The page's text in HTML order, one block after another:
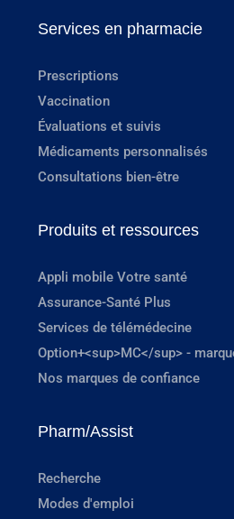
Services en pharmacie
Prescriptions
Vaccination
Évaluations et suivis
Médicaments personnalisés
Consultations bien-être
Produits et ressources
Appli mobile Votre santé
Assurance-Santé Plus
Services de télémédecine
Option+<sup>MC</sup> -
Nos marques de confiance
Pharm/Assist
Recherche
Modes d'emploi